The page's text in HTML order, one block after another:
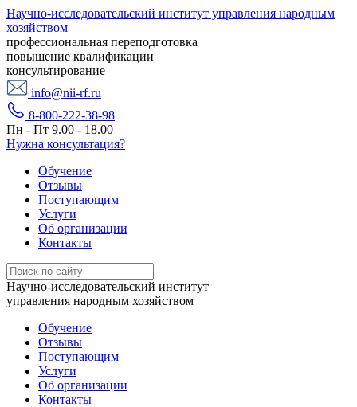
Научно-исследовательский институт управления народным
хозяйством
профессиональная переподготовка
повышение квалификации
консультирование
info@nii-rf.ru
8-800-222-38-98
Пн - Пт 9.00 - 18.00
Нужна консультация?
Обучение
Отзывы
Поступающим
Услуги
Об организации
Контакты
Научно-исследовательский институт
управления народным хозяйством
Обучение
Отзывы
Поступающим
Услуги
Об организации
Контакты